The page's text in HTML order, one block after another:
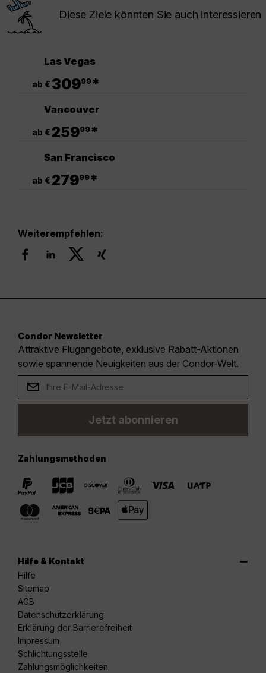
Diese Ziele könnten Sie auch interessieren
Las Vegas
ab € 30999*
Vancouver
ab € 25999*
San Francisco
ab € 27999*
Weiterempfehlen:
Condor Newsletter
Attraktive Flugangebote, exklusive Rabatt-Aktionen
sowie spannende Neuigkeiten aus der Condor-Welt.
Jetzt abonnieren
Zahlungsmethoden
Hilfe & Kontakt
Hilfe
Sitemap
AGB
Datenschutzerklärung
Erklärung der Barrierefreiheit
Impressum
Schlichtungsstelle
Zahlungsmöglichkeiten